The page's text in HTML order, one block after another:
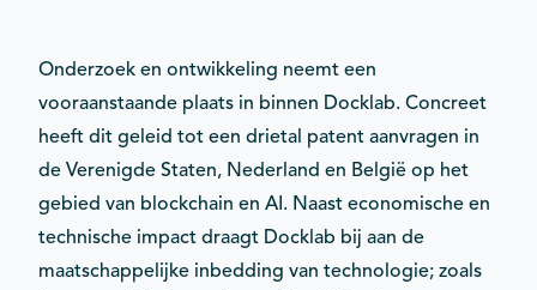
Onderzoek en ontwikkeling neemt een
vooraanstaande plaats in binnen Docklab. Concreet
heeft dit geleid tot een drietal patent aanvragen in
de Verenigde Staten, Nederland en België op het
gebied van blockchain en AI. Naast economische en
technische impact draagt Docklab bij aan de
maatschappelijke inbedding van technologie; zoals